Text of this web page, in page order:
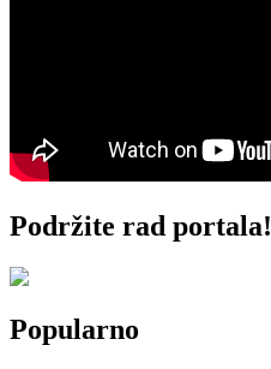
Podržite rad portala!
Popularno